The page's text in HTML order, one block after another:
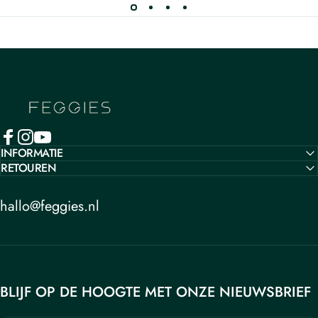
INFORMATIE
RETOUREN
hallo@feggies.nl
BLIJF OP DE HOOGTE MET ONZE NIEUWSBRIEF